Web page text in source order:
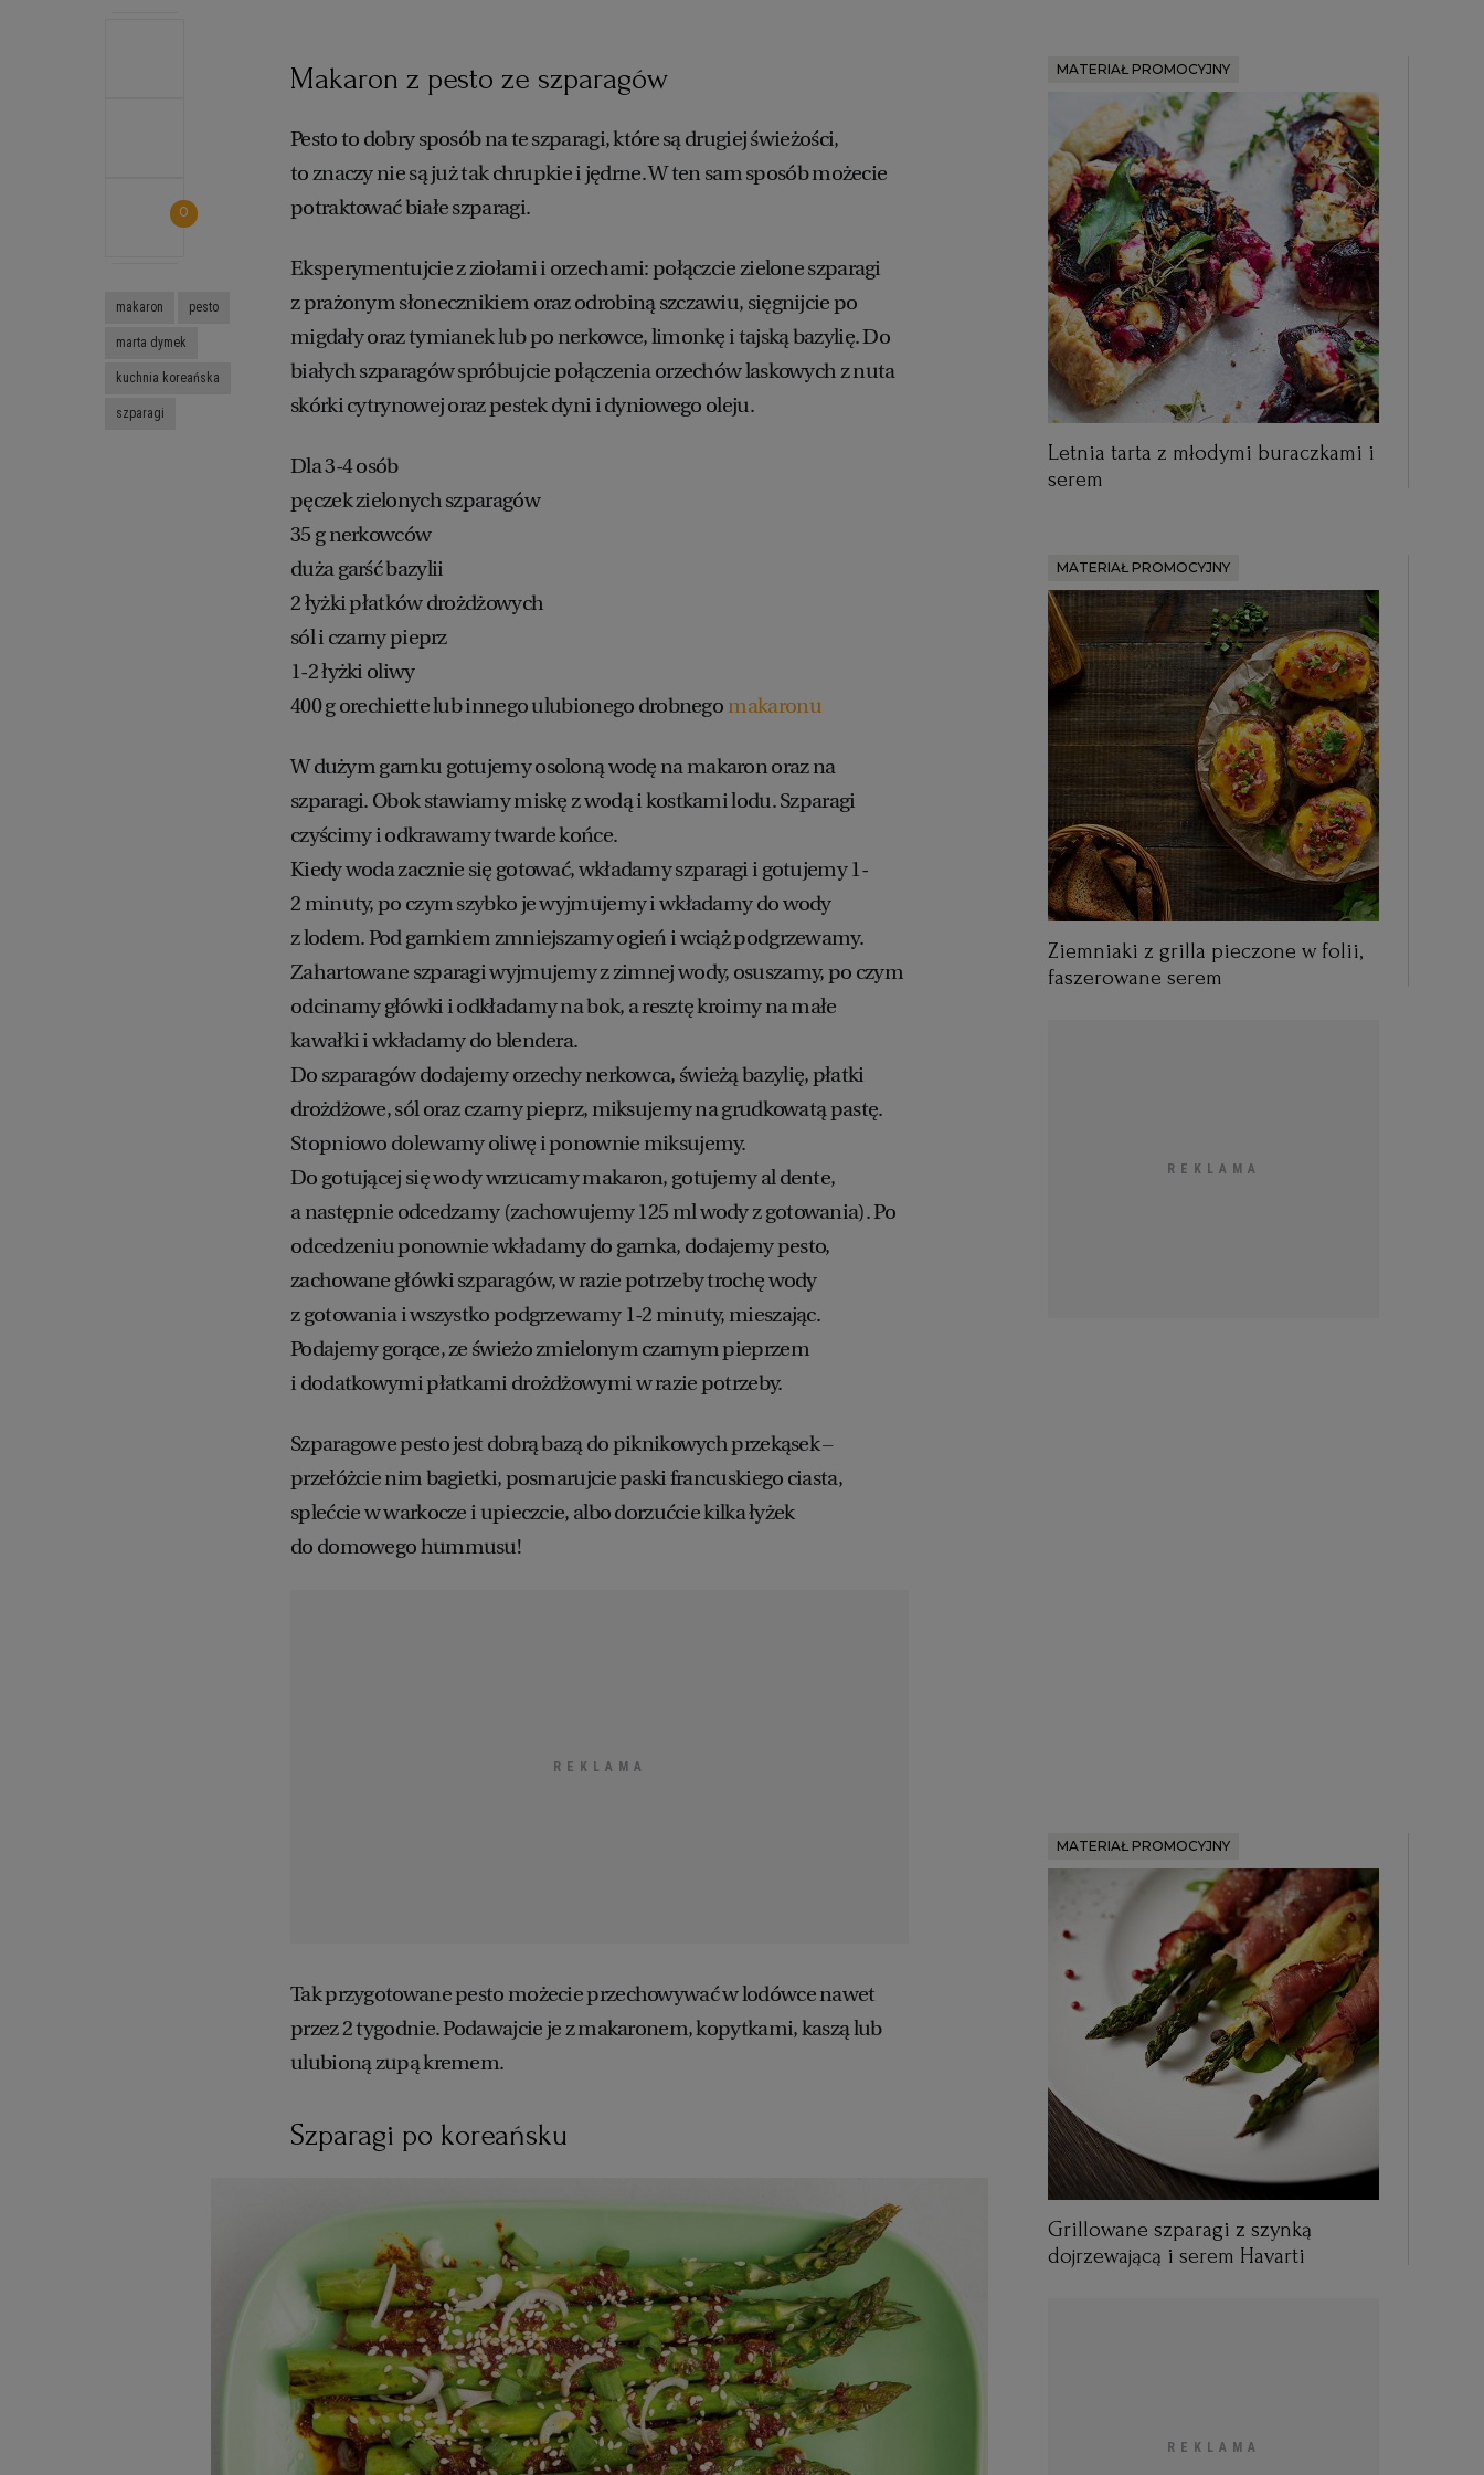
Makaron z pesto ze szparagów
Pesto to dobry sposób na te szparagi, które są drugiej świeżości,
to znaczy nie są już tak chrupkie i jędrne. W ten sam sposób możecie
potraktować białe szparagi.
Eksperymentujcie z ziołami i orzechami: połączcie zielone szparagi
z prażonym słonecznikiem oraz odrobiną szczawiu, sięgnijcie po
migdały oraz tymianek lub po nerkowce, limonkę i tajską bazylię. Do
białych szparagów spróbujcie połączenia orzechów laskowych z nuta
skórki cytrynowej oraz pestek dyni i dyniowego oleju.
Dla 3-4 osób
pęczek zielonych szparagów
35 g nerkowców
duża garść bazylii
2 łyżki płatków drożdżowych
sól i czarny pieprz
1-2 łyżki oliwy
400 g orechiette lub innego ulubionego drobnegomakaronu
W dużym garnku gotujemy osoloną wodę na makaron oraz na
szparagi. Obok stawiamy miskę z wodą i kostkami lodu. Szparagi
czyścimy i odkrawamy twarde końce.
Kiedy woda zacznie się gotować, wkładamy szparagi i gotujemy 1-
2 minuty, po czym szybko je wyjmujemy i wkładamy do wody
z lodem. Pod garnkiem zmniejszamy ogień i wciąż podgrzewamy.
Zahartowane szparagi wyjmujemy z zimnej wody, osuszamy, po czym
odcinamy główki i odkładamy na bok, a resztę kroimy na małe
kawałki i wkładamy do blendera.
Do szparagów dodajemy orzechy nerkowca, świeżą bazylię, płatki
drożdżowe, sól oraz czarny pieprz, miksujemy na grudkowatą pastę.
Stopniowo dolewamy oliwę i ponownie miksujemy.
Do gotującej się wody wrzucamy makaron, gotujemy al dente,
a następnie odcedzamy (zachowujemy 125 ml wody z gotowania). Po
odcedzeniu ponownie wkładamy do garnka, dodajemy pesto,
zachowane główki szparagów, w razie potrzeby trochę wody
z gotowania i wszystko podgrzewamy 1-2 minuty, mieszając.
Podajemy gorące, ze świeżo zmielonym czarnym pieprzem
i dodatkowymi płatkami drożdżowymi w razie potrzeby.
Szparagowe pesto jest dobrą bazą do piknikowych przekąsek –
przełóżcie nim bagietki, posmarujcie paski francuskiego ciasta,
splećcie w warkocze i upieczcie, albo dorzućcie kilka łyżek
do domowego hummusu!
Tak przygotowane pesto możecie przechowywać w lodówce nawet
przez 2 tygodnie. Podawajcie je z makaronem, kopytkami, kaszą lub
ulubioną zupą kremem.
Szparagi po koreańsku
0
makaron pesto
marta dymek
kuchnia koreańska
szparagi
MATERIAŁ PROMOCYJNY
Letnia tarta z młodymi buraczkami i
serem
MATERIAŁ PROMOCYJNY
Ziemniaki z grilla pieczone w folii,
faszerowane serem
MATERIAŁ PROMOCYJNY
Grillowane szparagi z szynką
dojrzewającą i serem Havarti